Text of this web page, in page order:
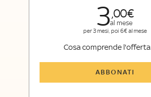
300
al mese
per 3 mesi, poi 6€ al mese
Cosa comprende l'offerta
ABBONATI